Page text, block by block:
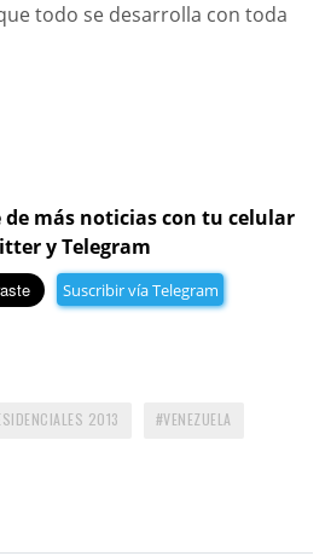
todo se desarrolla con toda
más noticias con tu celular
y Telegram
Suscribir vía Telegram
2013 VENEZUELA